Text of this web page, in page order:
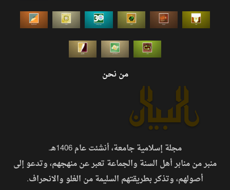
من نحن
مجلة إسلامية جامعة، أنشئت عام 1406هـ.
منبر من منابر أهل السنة والجماعة تعبر عن منهجهم، وتدعو إلى
أصولهم، وتذكر بطريقتهم السليمة من الغلو والانحراف.